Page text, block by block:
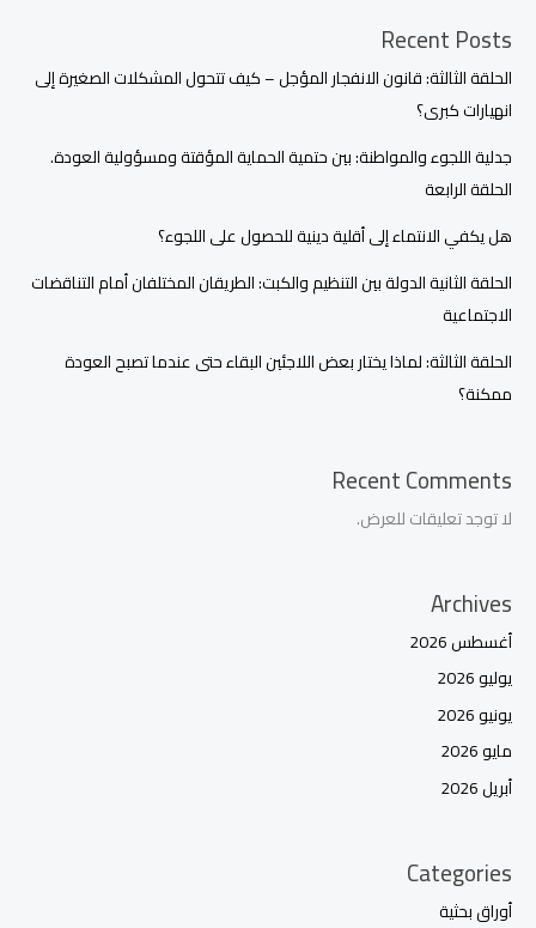
Recent Posts
الحلقة الثالثة: قانون الانفجار المؤجل – كيف تتحول المشكلات الصغيرة إلى
انهيارات كبرى؟
جدلية اللجوء والمواطنة: بين حتمية الحماية المؤقتة ومسؤولية العودة.
الحلقة الرابعة
هل يكفي الانتماء إلى أقلية دينية للحصول على اللجوء؟
الحلقة الثانية الدولة بين التنظيم والكبت: الطريقان المختلفان أمام التناقضات
الاجتماعية
الحلقة الثالثة: لماذا يختار بعض اللاجئين البقاء حتى عندما تصبح العودة
ممكنة؟
Recent Comments
لا توجد تعليقات للعرض.
Archives
أغسطس 2026
يوليو 2026
يونيو 2026
مايو 2026
أبريل 2026
Categories
أوراق بحثية